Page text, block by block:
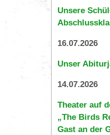
Unsere
16.07.2026
Unser
14.07.2026
Theater auf
„The Birds
Gast an der